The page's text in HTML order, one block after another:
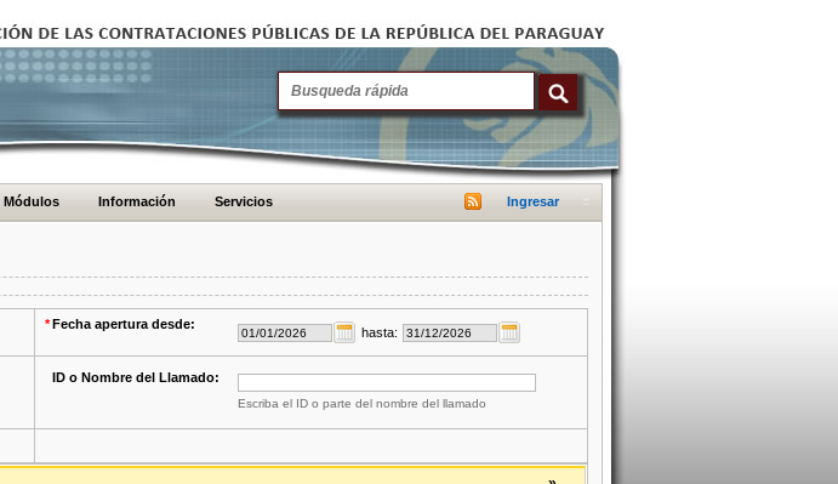
Módulos Información Servicios Ingresar
*Fecha apertura desde:
hasta:
ID o Nombre del Llamado:
Escriba el ID o parte del nombre del llamado